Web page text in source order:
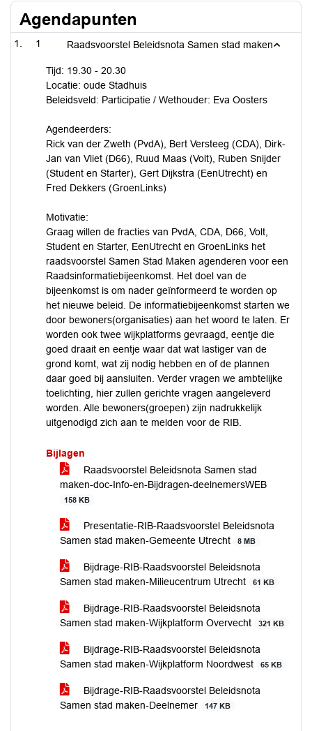
Agendapunten
1 Raadsvoorstel Beleidsnota Samen stad maken
Tijd: 19.30 - 20.30
Locatie: oude Stadhuis
Beleidsveld: Participatie / Wethouder: Eva Oosters
Agendeerders:
Rick van der Zweth (PvdA), Bert Versteeg (CDA), Dirk-
Jan van Vliet (D66), Ruud Maas (Volt), Ruben Snijder
(Student en Starter), Gert Dijkstra (EenUtrecht) en
Fred Dekkers (GroenLinks)
Motivatie:
Graag willen de fracties van PvdA, CDA, D66, Volt,
Student en Starter, EenUtrecht en GroenLinks het
raadsvoorstel Samen Stad Maken agenderen voor een
Raadsinformatiebijeenkomst. Het doel van de
bijeenkomst is om nader geïnformeerd te worden op
het nieuwe beleid. De informatiebijeenkomst starten we
door bewoners(organisaties) aan het woord te laten. Er
worden ook twee wijkplatforms gevraagd, eentje die
goed draait en eentje waar dat wat lastiger van de
grond komt, wat zij nodig hebben en of de plannen
daar goed bij aansluiten. Verder vragen we ambtelijke
toelichting, hier zullen gerichte vragen aangeleverd
worden. Alle bewoners(groepen) zijn nadrukkelijk
uitgenodigd zich aan te melden voor de RIB.
Bijlagen
Raadsvoorstel Beleidsnota Samen stad
maken-doc-Info-en-Bijdragen-deelnemersWEB
158 KB
Presentatie-RIB-Raadsvoorstel Beleidsnota
Samen stad maken-Gemeente Utrecht
8 MB
Bijdrage-RIB-Raadsvoorstel Beleidsnota
Samen stad maken-Milieucentrum Utrecht
61 KB
Bijdrage-RIB-Raadsvoorstel Beleidsnota
Samen stad maken-Wijkplatform Overvecht
321 KB
Bijdrage-RIB-Raadsvoorstel Beleidsnota
Samen stad maken-Wijkplatform Noordwest
65 KB
Bijdrage-RIB-Raadsvoorstel Beleidsnota
Samen stad maken-Deelnemer
147 KB